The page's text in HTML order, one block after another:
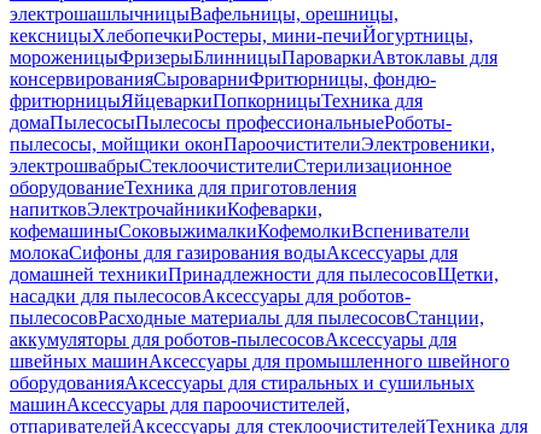
электрошашлычницыВафельницы, орешницы,
кексницыХлебопечкиРостеры, мини-печиЙогуртницы,
мороженицыФризерыБлинницыПароваркиАвтоклавы для
консервированияСыроварниФритюрницы, фондю-
фритюрницыЯйцеваркиПопкорницыТехника для
домаПылесосыПылесосы профессиональныеРоботы-
пылесосы, мойщики оконПароочистителиЭлектровеники,
электрошвабрыСтеклоочистителиСтерилизационное
оборудованиеТехника для приготовления
напитковЭлектрочайникиКофеварки,
кофемашиныСоковыжималкиКофемолкиВспениватели
молокаСифоны для газирования водыАксессуары для
домашней техникиПринадлежности для пылесосовЩетки,
насадки для пылесосовАксессуары для роботов-
пылесосовРасходные материалы для пылесосовСтанции,
аккумуляторы для роботов-пылесосовАксессуары для
швейных машинАксессуары для промышленного швейного
оборудованияАксессуары для стиральных и сушильных
машинАксессуары для пароочистителей,
отпаривателейАксессуары для стеклоочистителейТехника для